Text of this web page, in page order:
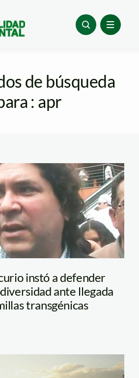
de búsqueda
: apr
instó a defender
ante llegada
transgénicas